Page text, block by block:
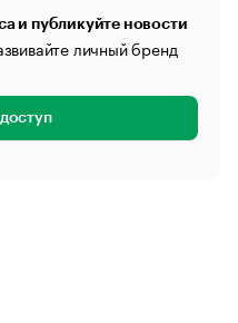
и публикуйте новости
личный бренд